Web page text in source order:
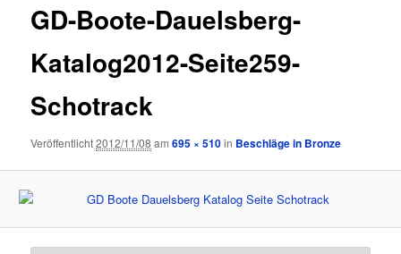
GD-Boote-Dauelsberg-
Katalog2012-Seite259-
Schotrack
Veröffentlicht2012/11/08 am695 × 510in Beschläge in Bronze